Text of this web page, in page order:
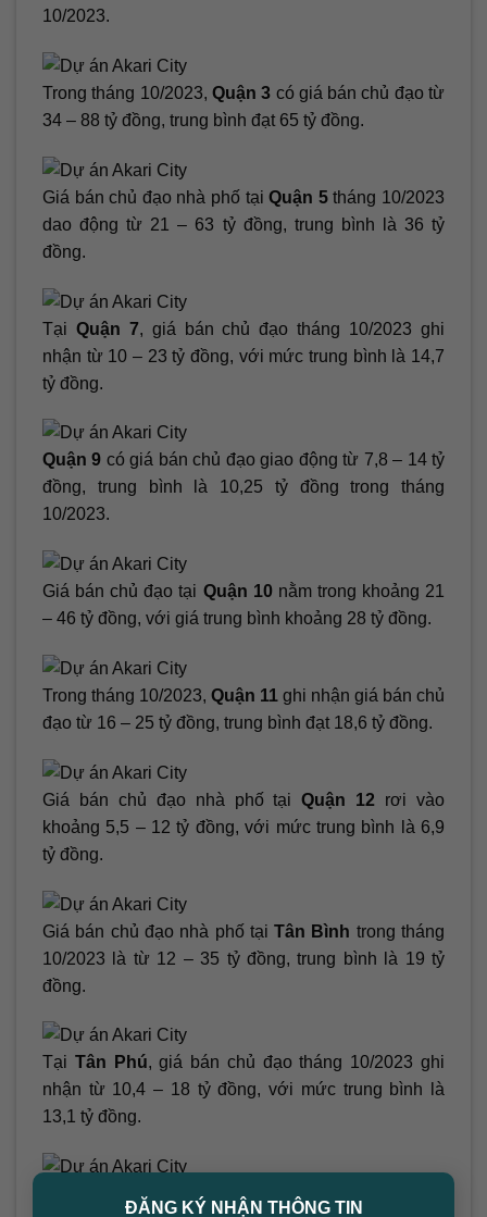
ĐĂNG KÝ NHẬN THÔNG TIN
10/2023.
Trong tháng 10/2023, Quận 3 có giá bán chủ đạo từ
34 – 88 tỷ đồng, trung bình đạt 65 tỷ đồng.
Giá bán chủ đạo nhà phố tạiQuận 5tháng 10/2023
dao động từ 21 – 63 tỷ đồng, trung bình là 36 tỷ
đồng.
Tại Quận 7, giá bán chủ đạo tháng 10/2023 ghi
nhận từ 10 – 23 tỷ đồng, với mức trung bình là 14,7
tỷ đồng.
Quận 9 có giá bán chủ đạo giao động từ 7,8 – 14 tỷ
đồng, trung bình là 10,25 tỷ đồng trong tháng
10/2023.
Giá bán chủ đạo tại Quận 10nằm trong khoảng 21
– 46 tỷ đồng, với giá trung bình khoảng 28 tỷ đồng.
Trong tháng 10/2023, Quận 11 ghi nhận giá bán chủ
đạo từ 16 – 25 tỷ đồng, trung bình đạt 18,6 tỷ đồng.
Giá bán chủ đạo nhà phố tạiQuận 12 rơi vào
khoảng 5,5 – 12 tỷ đồng, với mức trung bình là 6,9
tỷ đồng.
Giá bán chủ đạo nhà phố tạiTân Bình trong tháng
10/2023 là từ 12 – 35 tỷ đồng, trung bình là 19 tỷ
đồng.
Tại Tân Phú, giá bán chủ đạo tháng 10/2023 ghi
nhận từ 10,4 – 18 tỷ đồng, với mức trung bình là
13,1 tỷ đồng.
Thủ Đức
ghi nhận giá bán chủ đạo dao